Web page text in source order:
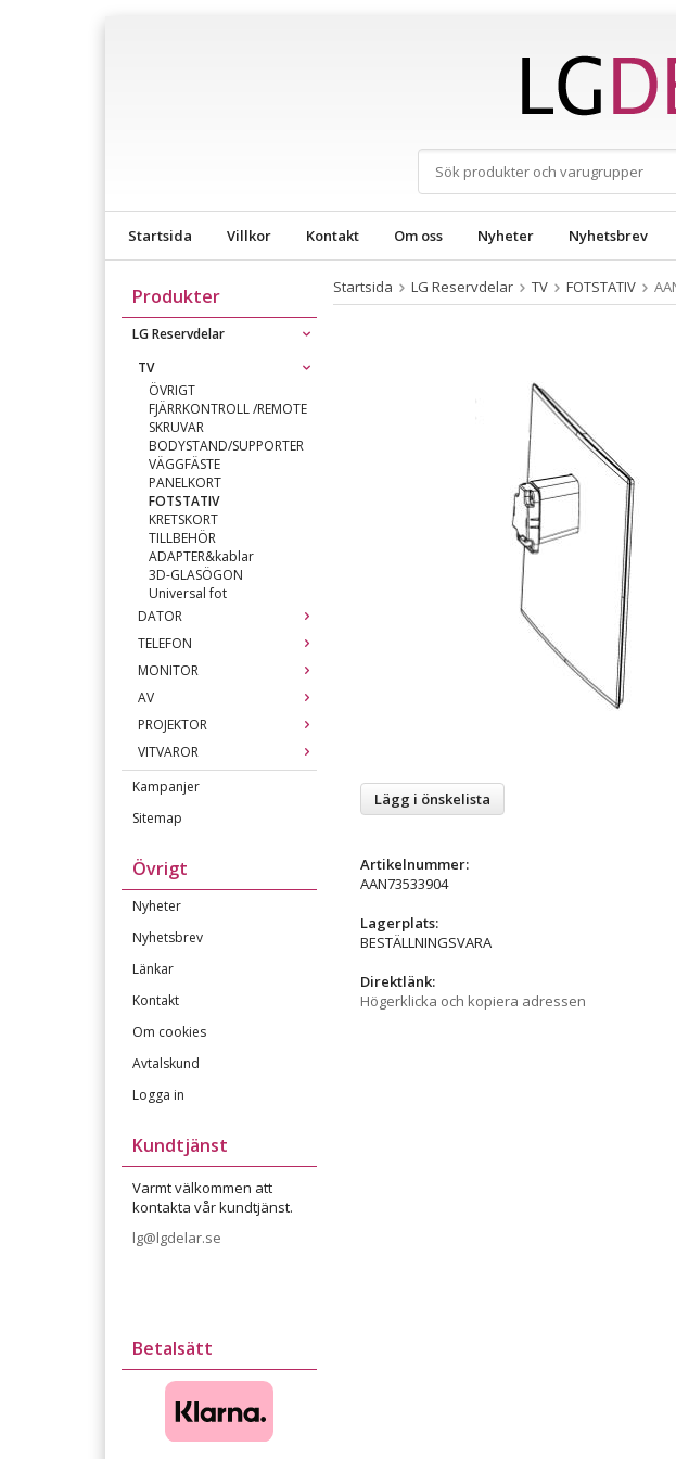
Startsida Villkor Kontakt Om oss Nyheter Nyhetsbrev
Produkter
LG Reservdelar
TV
ÖVRIGT
FJÄRRKONTROLL /REMOTE
SKRUVAR
BODYSTAND/SUPPORTER
VÄGGFÄSTE
PANELKORT
FOTSTATIV
KRETSKORT
TILLBEHÖR
ADAPTER&kablar
3D-GLASÖGON
Universal fot
DATOR
TELEFON
MONITOR
AV
PROJEKTOR
VITVAROR
Kampanjer
Sitemap
Övrigt
Nyheter
Nyhetsbrev
Länkar
Kontakt
Om cookies
Avtalskund
Logga in
Kundtjänst
Varmt välkommen att
kontakta vår kundtjänst.
lg@lgdelar.se
Betalsätt
Startsida LG Reservdelar TV FOTSTATIV
Lägg i önskelista
Artikelnummer:
AAN73533904
Lagerplats:
BESTÄLLNINGSVARA
Direktlänk:
Högerklicka och kopiera adressen